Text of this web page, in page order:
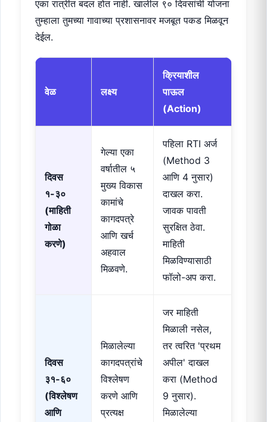
एका रात्रीत बदल होत नाही. खालील ९० दिवसांची योजना
तुम्हाला तुमच्या गावाच्या प्रशासनावर मजबूत पकड मिळवून
देईल.
वेळ लक्ष्य
क्रियाशील
पाऊल
(Action)
दिवस
१-३०
(माहिती
गोळा
करणे)
गेल्या एका
वर्षातील ५
मुख्य विकास
कामांचे
कागदपत्रे
आणि खर्च
अहवाल
मिळवणे.
पहिला RTI अर्ज
(Method 3
आणि 4 नुसार)
दाखल करा.
जावक पावती
सुरक्षित ठेवा.
माहिती
मिळविण्यासाठी
फॉलो-अप करा.
दिवस
३१-६०
(विश्लेषण
आणि
मिळालेल्या
कागदपत्रांचे
विश्लेषण
करणे आणि
प्रत्यक्ष
जर माहिती
मिळाली नसेल,
तर त्वरित 'प्रथम
अपील' दाखल
करा (Method
9 नुसार).
मिळालेल्या